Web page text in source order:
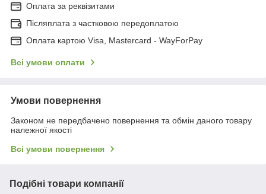
Оплата за реквізитами
Післяплата з частковою передоплатою
Оплата картою Visa, Mastercard - WayForPay
Всі умови оплати
Умови повернення
Законом не передбачено повернення та обмін даного товару
належної якості
Всі умови повернення
Подібні товари компанії